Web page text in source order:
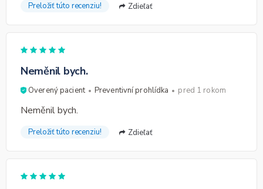
Preložiť túto recenziu! Zdieľať
Neměnil bych.
Overený pacient Preventivní prohlídka pred 1 rokom
Neměnil bych.
Preložiť túto recenziu! Zdieľať